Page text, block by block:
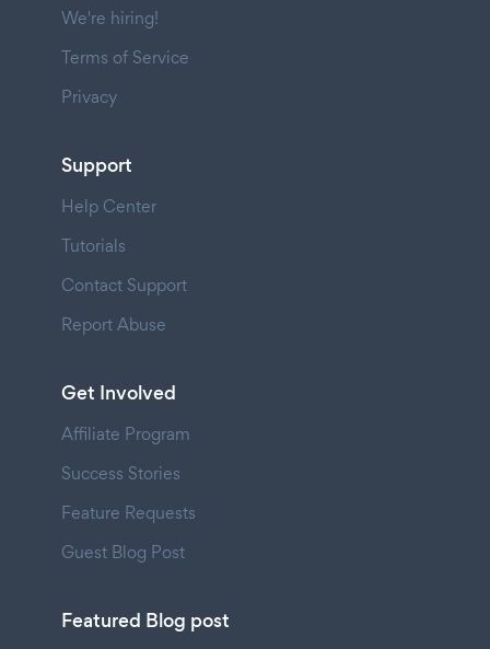
We're hiring!
Terms of Service
Privacy
Support
Help Center
Tutorials
Contact Support
Report Abuse
Get Involved
Affiliate Program
Success Stories
Feature Requests
Guest Blog Post
Featured Blog post